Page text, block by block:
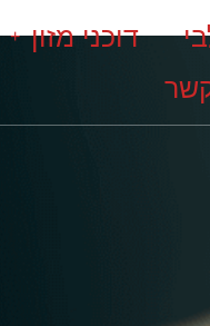
דוכני מזון